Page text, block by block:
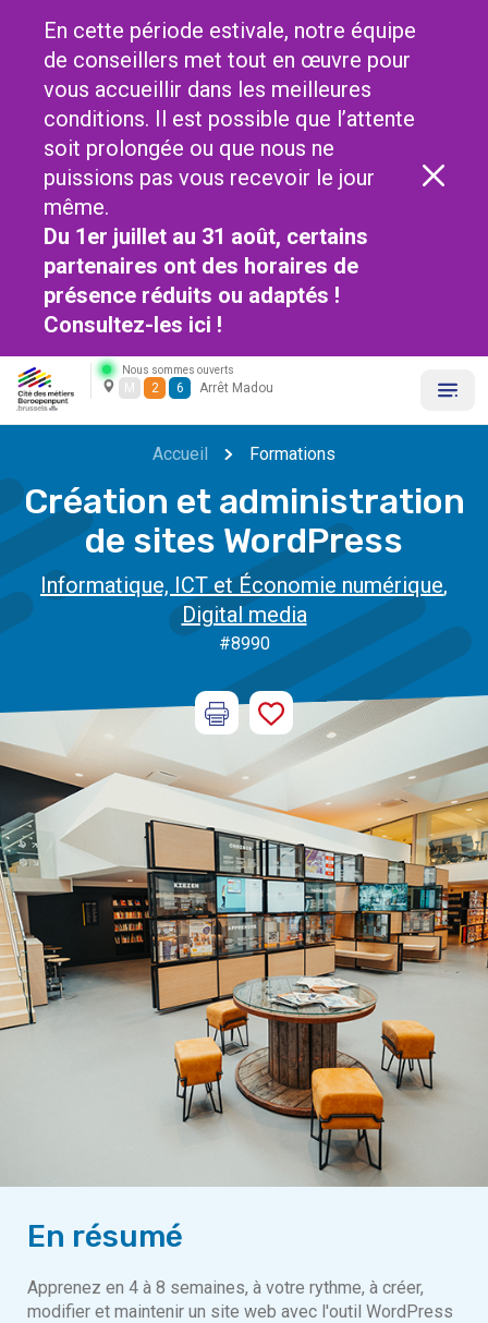
En cette période estivale, notre équipe
de conseillers met tout en œuvre pour
vous accueillir dans les meilleures
conditions. Il est possible que l’attente
soit prolongée ou que nous ne
puissions pas vous recevoir le jour
même.
Du 1er juillet au 31 août, certains
partenaires ont des horaires de
présence réduits ou adaptés !
Consultez-les ici !
Nous sommes ouverts
M 2 6 Arrêt Madou
Accueil Formations
Création et administration
de sites WordPress
Informatique, ICT et Économie numérique,
Digital media
#8990
En résumé
Apprenez en 4 à 8 semaines, à votre rythme, à créer,
modifier et maintenir un site web avec l'outil WordPress